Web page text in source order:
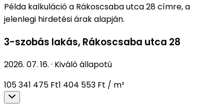
Példa kalkuláció a Rákoscsaba utca 28 címre, a
jelenlegi hirdetési árak alapján.
3-szobás lakás, Rákoscsaba utca 28
2026. 07. 16. · Kiváló állapotú
105 341 475 Ft1 404 553 Ft / m²